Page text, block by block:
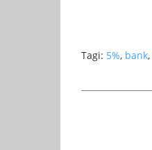
Tagi: 5%, bank,